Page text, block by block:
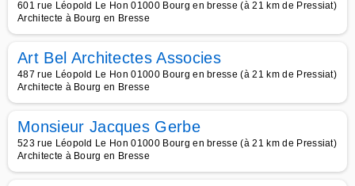
601 rue Léopold Le Hon 01000 Bourg en bresse (à 21 km de Pressiat)
Architecte à Bourg en Bresse
Art Bel Architectes Associes
487 rue Léopold Le Hon 01000 Bourg en bresse (à 21 km de Pressiat)
Architecte à Bourg en Bresse
Monsieur Jacques Gerbe
523 rue Léopold Le Hon 01000 Bourg en bresse (à 21 km de Pressiat)
Architecte à Bourg en Bresse